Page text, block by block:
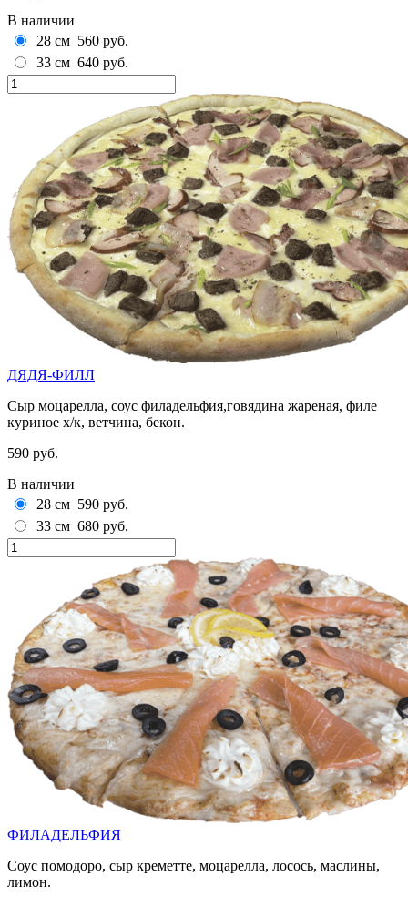
В наличии
28 см 560 руб.
33 см 640 руб.
ДЯДЯ-ФИЛЛ
Сыр моцарелла, соус филадельфия,говядина жареная, филе
куриное х/к, ветчина, бекон.
590 руб.
В наличии
28 см 590 руб.
33 см 680 руб.
ФИЛАДЕЛЬФИЯ
Соус помодоро, сыр креметте, моцарелла, лосось, маслины,
лимон.